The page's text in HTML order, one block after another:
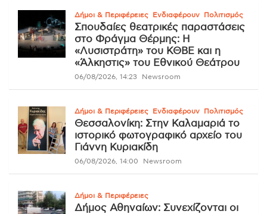
Δήμοι & Περιφέρειες Ενδιαφέρουν Πολιτισμός
Σπουδαίες θεατρικές παραστάσεις
στο Φράγμα Θέρμης: Η
«Λυσιστράτη» του ΚΘΒΕ και η
«Άλκηστις» του Εθνικού Θεάτρου
06/08/2026, 14:23 Newsroom
Δήμοι & Περιφέρειες Ενδιαφέρουν Πολιτισμός
Θεσσαλονίκη: Στην Καλαμαριά το
ιστορικό φωτογραφικό αρχείο του
Γιάννη Κυριακίδη
06/08/2026, 14:00 Newsroom
Δήμοι & Περιφέρειες
Δήμος Αθηναίων: Συνεχίζονται οι